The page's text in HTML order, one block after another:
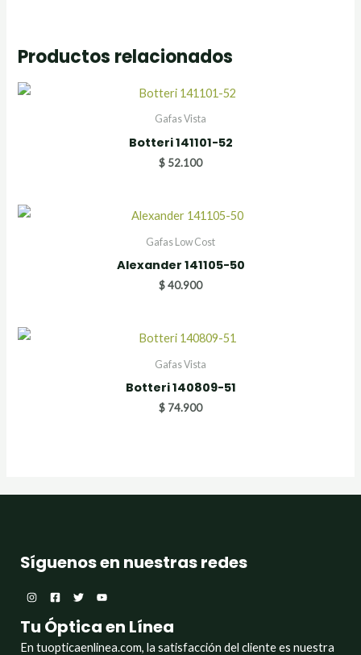
Productos relacionados
Gafas Vista
Botteri 141101-52
$ 52.100
Gafas Low Cost
Alexander 141105-50
$40.900
Gafas Vista
Botteri 140809-51
$ 74.900
Síguenos en nuestras redes
Tu Óptica en Línea
En tuopticaenlinea.com, la satisfacción del cliente es nuestra